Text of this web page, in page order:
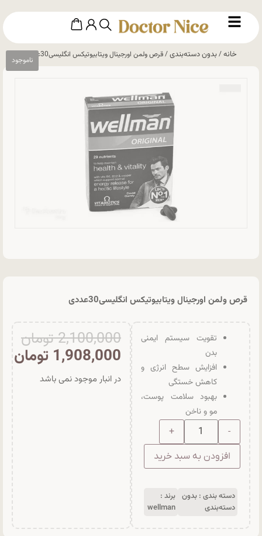
خانه/بدون دسته‌بندی/ قرص ولمن اورجینال ویتابیوتیکس انگلیسی30عددی
قرص ولمن اورجینال ویتابیوتیکس انگلیسی30عددی
تقویت سیستم ایمنی
بدن
افزایش سطح انرژی و
کاهش خستگی
بهبود سلامت پوست،
مو و ناخن
افزودن به سبد خرید
دسته بندی : بدون
دسته‌بندی
برند :
wellman
2,100,000تومان
1,908,000 تومان
در انبار موجود نمی باشد